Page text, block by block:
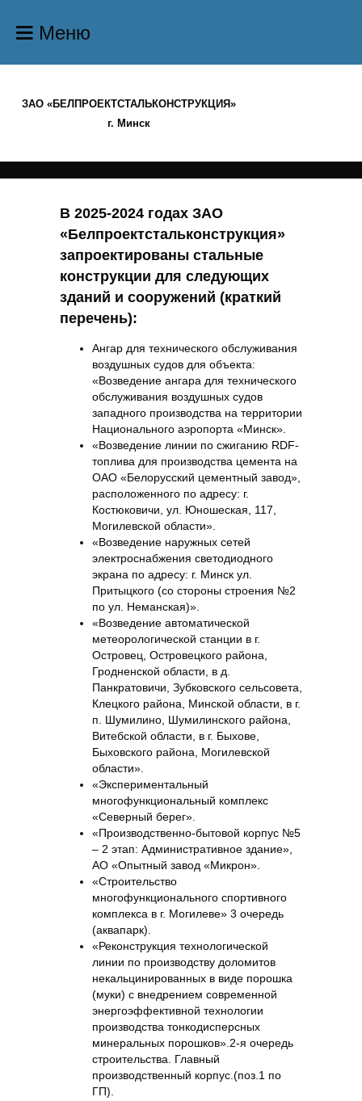
Меню
ЗАО «БЕЛПРОЕКТСТАЛЬКОНСТРУКЦИЯ»
г. Минск
В 2025-2024 годах ЗАО
«Белпроектстальконструкция»
запроектированы стальные
конструкции для следующих
зданий и сооружений (краткий
перечень):
Ангар для технического обслуживания
воздушных судов для объекта:
«Возведение ангара для технического
обслуживания воздушных судов
западного производства на территории
Национального аэропорта «Минск».
«Возведение линии по сжиганию RDF-
топлива для производства цемента на
ОАО «Белорусский цементный завод»,
расположенного по адресу: г.
Костюковичи, ул. Юношеская, 117,
Могилевской области».
«Возведение наружных сетей
электроснабжения светодиодного
экрана по адресу: г. Минск ул.
Притыцкого (со стороны строения №2
по ул. Неманская)».
«Возведение автоматической
метеорологической станции в г.
Островец, Островецкого района,
Гродненской области, в д.
Панкратовичи, Зубковского сельсовета,
Клецкого района, Минской области, в г.
п. Шумилино, Шумилинского района,
Витебской области, в г. Быхове,
Быховского района, Могилевской
области».
«Экспериментальный
многофункциональный комплекс
«Северный берег».
«Производственно-бытовой корпус №5
– 2 этап: Административное здание»,
АО «Опытный завод «Микрон».
«Строительство
многофункционального спортивного
комплекса в г. Могилеве» 3 очередь
(аквапарк).
«Реконструкция технологической
линии по производству доломитов
некальцинированных в виде порошка
(муки) с внедрением современной
энергоэффективной технологии
производства тонкодисперсных
минеральных порошков».2-я очередь
строительства. Главный
производственный корпус.(поз.1 по
ГП).